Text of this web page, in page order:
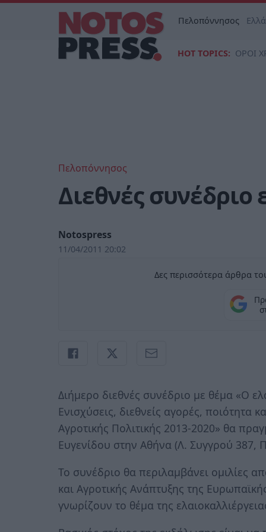
Πελοπόννησος
HOT TOPICS: ΟΡΟΙ
Πελοπόννησος
Διεθνές συνέδριο
Notospress
11/04/2011 20:02
Δες περισσότερα άρθρα
Διήμερο διεθνές συνέδριο με θέμα «Ο
Ενισχύσεις, διεθνείς αγορές, ποιότητα
Αγροτικής Πολιτικής 2013-2020» θα
Ευγενίδου στην Αθήνα (Λ. Συγγρού 387,
Το συνέδριο θα περιλαμβάνει ομιλίες
και Αγροτικής Ανάπτυξης της
γνωρίζουν το θέμα της